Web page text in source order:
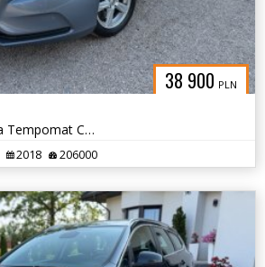
38 900 PLN
A/C Digital Nawigacja Tempomat Czujniki Led
2018 206000